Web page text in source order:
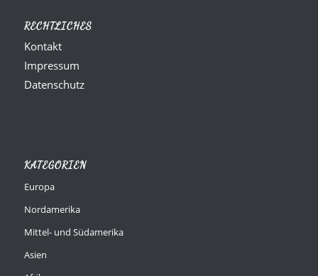
RECHTLICHES
Kontakt
Impressum
Datenschutz
KATEGORIEN
Europa
Nordamerika
Mittel- und Südamerika
Asien